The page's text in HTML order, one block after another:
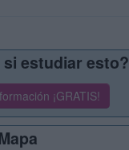
estudiar esto?
¡GRATIS!